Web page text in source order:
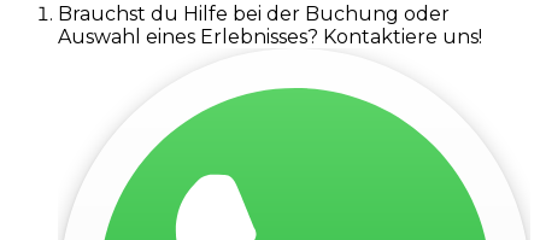
Brauchst du Hilfe bei der Buchung oder
Auswahl eines Erlebnisses? Kontaktiere uns!